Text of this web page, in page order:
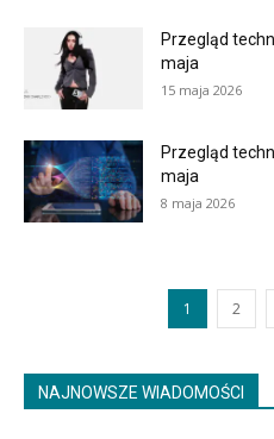
Przegląd
maja
15 maja 2026
Przegląd
maja
8 maja 2026
1 2
NAJNOWSZE WIADOMOŚCI